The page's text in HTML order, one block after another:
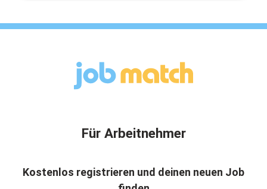
Für Arbeitnehmer
Kostenlos registrieren und deinen neuen Job